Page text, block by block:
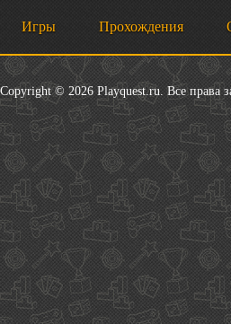
Игры Прохождения
Copyright © 2026 Playquest.ru. Все права